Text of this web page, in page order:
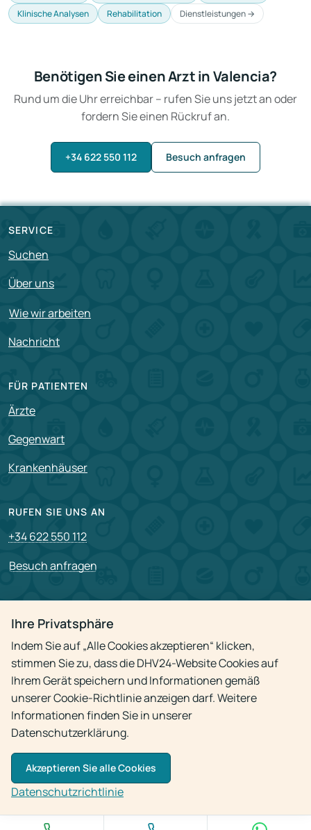
Ihre Privatsphäre
Indem Sie auf „Alle Cookies akzeptieren“ klicken,
stimmen Sie zu, dass die DHV24-Website Cookies auf
Ihrem Gerät speichern und Informationen gemäß
unserer Cookie-Richtlinie anzeigen darf. Weitere
Informationen finden Sie in unserer
Datenschutzerklärung.
Akzeptieren Sie alle Cookies
Datenschutzrichtlinie
Klinische Analysen
Rehabilitation Dienstleistungen →
Benötigen Sie einen Arzt in Valencia?
Rund um die Uhr erreichbar – rufen Sie uns jetzt an oder
fordern Sie einen Rückruf an.
+34 622 550 112 Besuch anfragen
SERVICE
Suchen
Über uns
Wie wir arbeiten
Nachricht
FÜR PATIENTEN
Ärzte
Gegenwart
Krankenhäuser
RUFEN SIE UNS AN
+34 622 550 112
Besuch anfragen
Für Partner
Stellenangebote
Datenschutzrichtlinie
© 2009 - 2026Arzt-Hausbesuch 24h
Die Verwendung von Materialien ist nur mit aktivem Link zur Quelle gestattet